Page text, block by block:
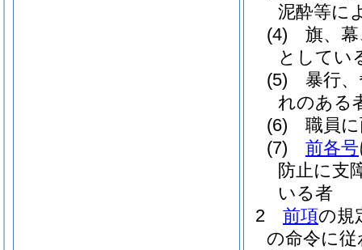
泥酔等に
(4)
旗、
としてい
(5)
暴行
れのある
(6)
職員
(7)
前各号
防止に支
いる者
2
前項の規
の命令に